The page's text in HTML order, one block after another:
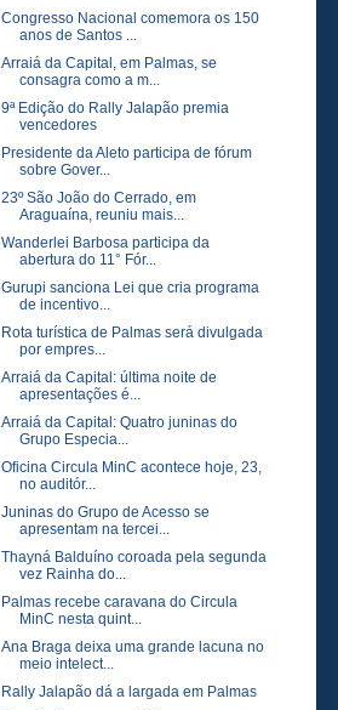
Congresso Nacional comemora os 150
anos de Santos ...
Arraiá da Capital, em Palmas, se
consagra como a m...
9ª Edição do Rally Jalapão premia
vencedores
Presidente da Aleto participa de fórum
sobre Gover...
23º São João do Cerrado, em
Araguaína, reuniu mais...
Wanderlei Barbosa participa da
abertura do 11° Fór...
Gurupi sanciona Lei que cria programa
de incentivo...
Rota turística de Palmas será divulgada
por empres...
Arraiá da Capital: última noite de
apresentações é...
Arraiá da Capital: Quatro juninas do
Grupo Especia...
Oficina Circula MinC acontece hoje, 23,
no auditór...
Juninas do Grupo de Acesso se
apresentam na tercei...
Thayná Balduíno coroada pela segunda
vez Rainha do...
Palmas recebe caravana do Circula
MinC nesta quint...
Ana Braga deixa uma grande lacuna no
meio intelect...
Rally Jalapão dá a largada em Palmas